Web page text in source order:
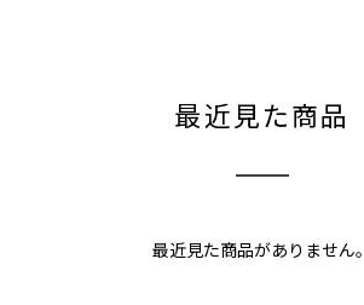
最近見た商品
最近見た商品がありません。